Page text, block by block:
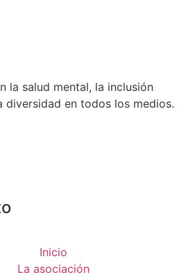
la salud mental, la inclusión
diversidad en todos los medios.
Inicio
La asociación